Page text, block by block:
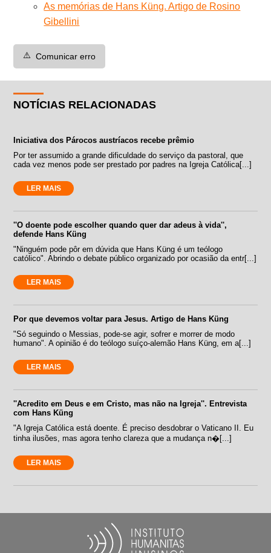
As memórias de Hans Küng. Artigo de Rosino
Gibellini
⚠️ Comunicar erro
NOTÍCIAS RELACIONADAS
Iniciativa dos Párocos austríacos recebe prêmio
Por ter assumido a grande dificuldade do serviço da pastoral, que
cada vez menos pode ser prestado por padres na Igreja Católica[...]
LER MAIS
''O doente pode escolher quando quer dar adeus à vida'',
defende Hans Küng
"Ninguém pode pôr em dúvida que Hans Küng é um teólogo
católico". Abrindo o debate público organizado por ocasião da entr[...]
LER MAIS
Por que devemos voltar para Jesus. Artigo de Hans Küng
"Só seguindo o Messias, pode-se agir, sofrer e morrer de modo
humano". A opinião é do teólogo suíço-alemão Hans Küng, em a[...]
LER MAIS
''Acredito em Deus e em Cristo, mas não na Igreja''. Entrevista
com Hans Küng
"A Igreja Católica está doente. É preciso desdobrar o Vaticano II. Eu
tinha ilusões, mas agora tenho clareza que a mudança n�[...]
LER MAIS